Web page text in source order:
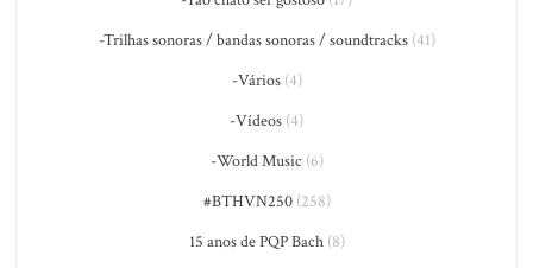
-Trilhas sonoras / bandas sonoras / soundtracks(41)
-Vários(4)
-Vídeos (4)
-World Music (6)
#BTHVN250(258)
15 anos de PQP Bach(8)